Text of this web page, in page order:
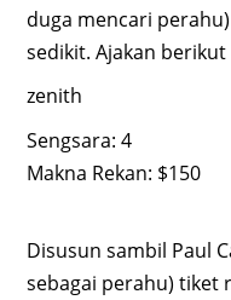
duga mencari
sedikit. Ajakan
zenith
Sengsara: 4
Makna Rekan: $150
Disusun sambil Paul
sebagai perahu) tiket